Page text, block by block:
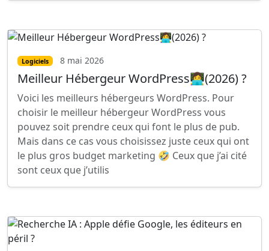
Logiciels 8 mai 2026
Meilleur Hébergeur WordPress👩‍💻(2026) ?
Voici les meilleurs hébergeurs WordPress. Pour
choisir le meilleur hébergeur WordPress vous
pouvez soit prendre ceux qui font le plus de pub.
Mais dans ce cas vous choisissez juste ceux qui ont
le plus gros budget marketing 🤣 Ceux que j’ai cité
sont ceux que j’utilis